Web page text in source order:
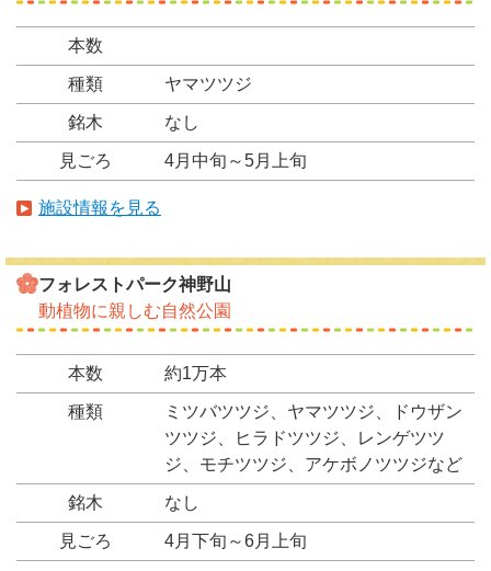
本数
種類 ヤマツツジ
銘木 なし
見ごろ 4月中旬～5月上旬
施設情報を見る
フォレストパーク神野山
動植物に親しむ自然公園
本数 約1万本
種類
ミツバツツジ、ヤマツツジ、ドウザン
ツツジ、ヒラドツツジ、レンゲツツ
ジ、モチツツジ、アケボノツツジなど
銘木 なし
見ごろ 4月下旬～6月上旬